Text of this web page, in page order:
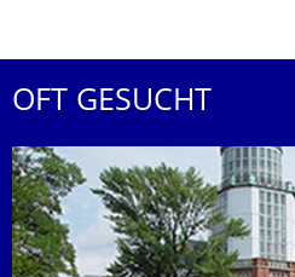
OFT GESUCHT